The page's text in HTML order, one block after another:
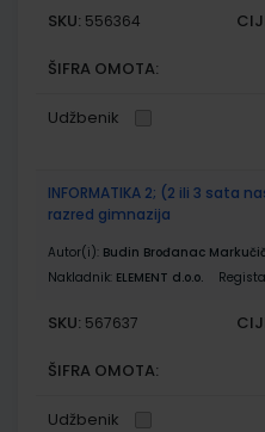
SKU: 556364
ŠIFRA OMOTA:
Udžbenik
INFORMATIKA 2; (2 ili 3 sata
razred gimnazija
Autor(i): Budin Brođanac
Nakladnik: ELEMENT d.o.o.
SKU: 567637
ŠIFRA OMOTA:
Udžbenik